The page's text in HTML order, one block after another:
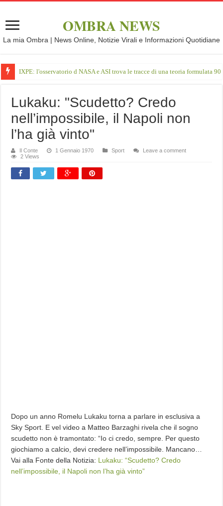
OMBRA NEWS
La mia Ombra | News Online, Notizie Virali e Informazioni Quotidiane
IXPE: l'osservatorio d NASA e ASI trova le tracce di una teoria formulata 90
Lukaku: "Scudetto? Credo
nell’impossibile, il Napoli non
l’ha già vinto"
Il Conte 1 Gennaio 1970 Sport
Leave a comment
2 Views
Dopo un anno Romelu Lukaku torna a parlare in esclusiva a
Sky Sport. E vel video a Matteo Barzaghi rivela che il sogno
scudetto non è tramontato: “Io ci credo, sempre. Per questo
giochiamo a calcio, devi credere nell’impossibile. Mancano…
Vai alla Fonte della Notizia: Lukaku: “Scudetto? Credo
nell’impossibile, il Napoli non l’ha già vinto”